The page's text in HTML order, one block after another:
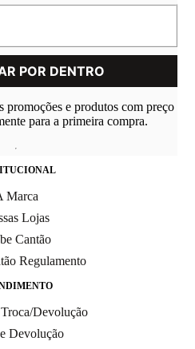
e produtos com preço
para a primeira compra.
Marca
Lojas
Cantão
Regulamento
Devolução
Devolução